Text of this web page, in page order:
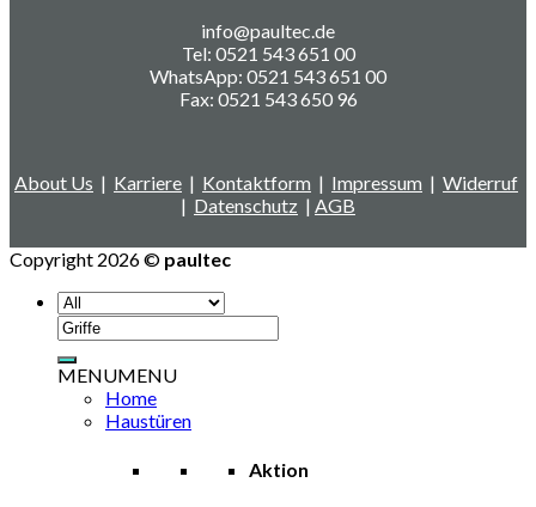
info@paultec.de
Tel: 0521 543 651 00
WhatsApp: 0521 543 651 00
Fax: 0521 543 650 96
About Us | Karriere | Kontaktform | Impressum | Widerruf
| Datenschutz | AGB
Copyright 2026 © paultec
Suchen
nach:
MENUMENU
Home
Haustüren
Aktion